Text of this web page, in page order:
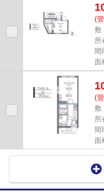
(
敷
所
間
面
(
敷
所
間
面